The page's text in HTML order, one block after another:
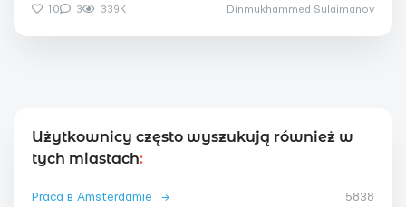
10 3 339K Dinmukhammed Sulaimanov
Użytkownicy często wyszukują również w
tych miastach:
Praca в Amsterdamie → 5838